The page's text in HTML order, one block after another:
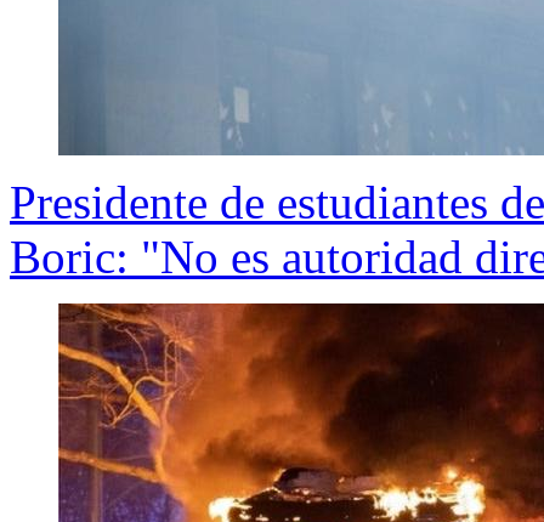
Presidente de estudiantes
Boric: "No es autoridad